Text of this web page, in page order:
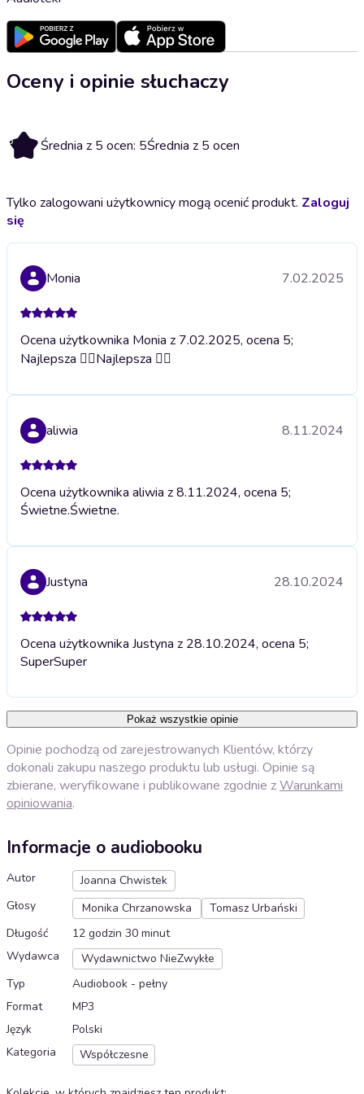
Oceny i opinie słuchaczy
5 Średnia z 5 ocen: 5Średnia z 5 ocen
Tylko zalogowani użytkownicy mogą ocenić produkt. Zaloguj
się
Monia 7.02.2025
Ocena użytkownika Monia z 7.02.2025, ocena 5;
Najlepsza ❤️‍🔥Najlepsza ❤️‍🔥
aliwia 8.11.2024
Ocena użytkownika aliwia z 8.11.2024, ocena 5;
Świetne.Świetne.
Justyna 28.10.2024
Ocena użytkownika Justyna z 28.10.2024, ocena 5;
SuperSuper
Pokaż wszystkie opinie
Opinie pochodzą od zarejestrowanych Klientów, którzy
dokonali zakupu naszego produktu lub usługi. Opinie są
zbierane, weryfikowane i publikowane zgodnie zWarunkami
opiniowania.
Informacje o audiobooku
Autor
Joanna Chwistek
Głosy
Monika Chrzanowska
Tomasz Urbański
Długość
12 godzin 30 minut
Wydawca
Wydawnictwo NieZwykłe
Typ
Audiobook - pełny
Format
MP3
Język
Polski
Kategoria
Współczesne